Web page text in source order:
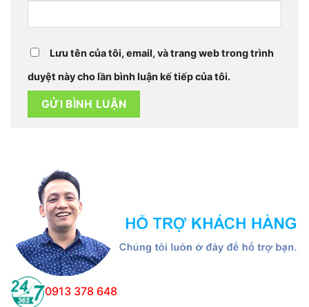
Lưu tên của tôi, email, và trang web trong trình
duyệt này cho lần bình luận kế tiếp của tôi.
0913 378 648